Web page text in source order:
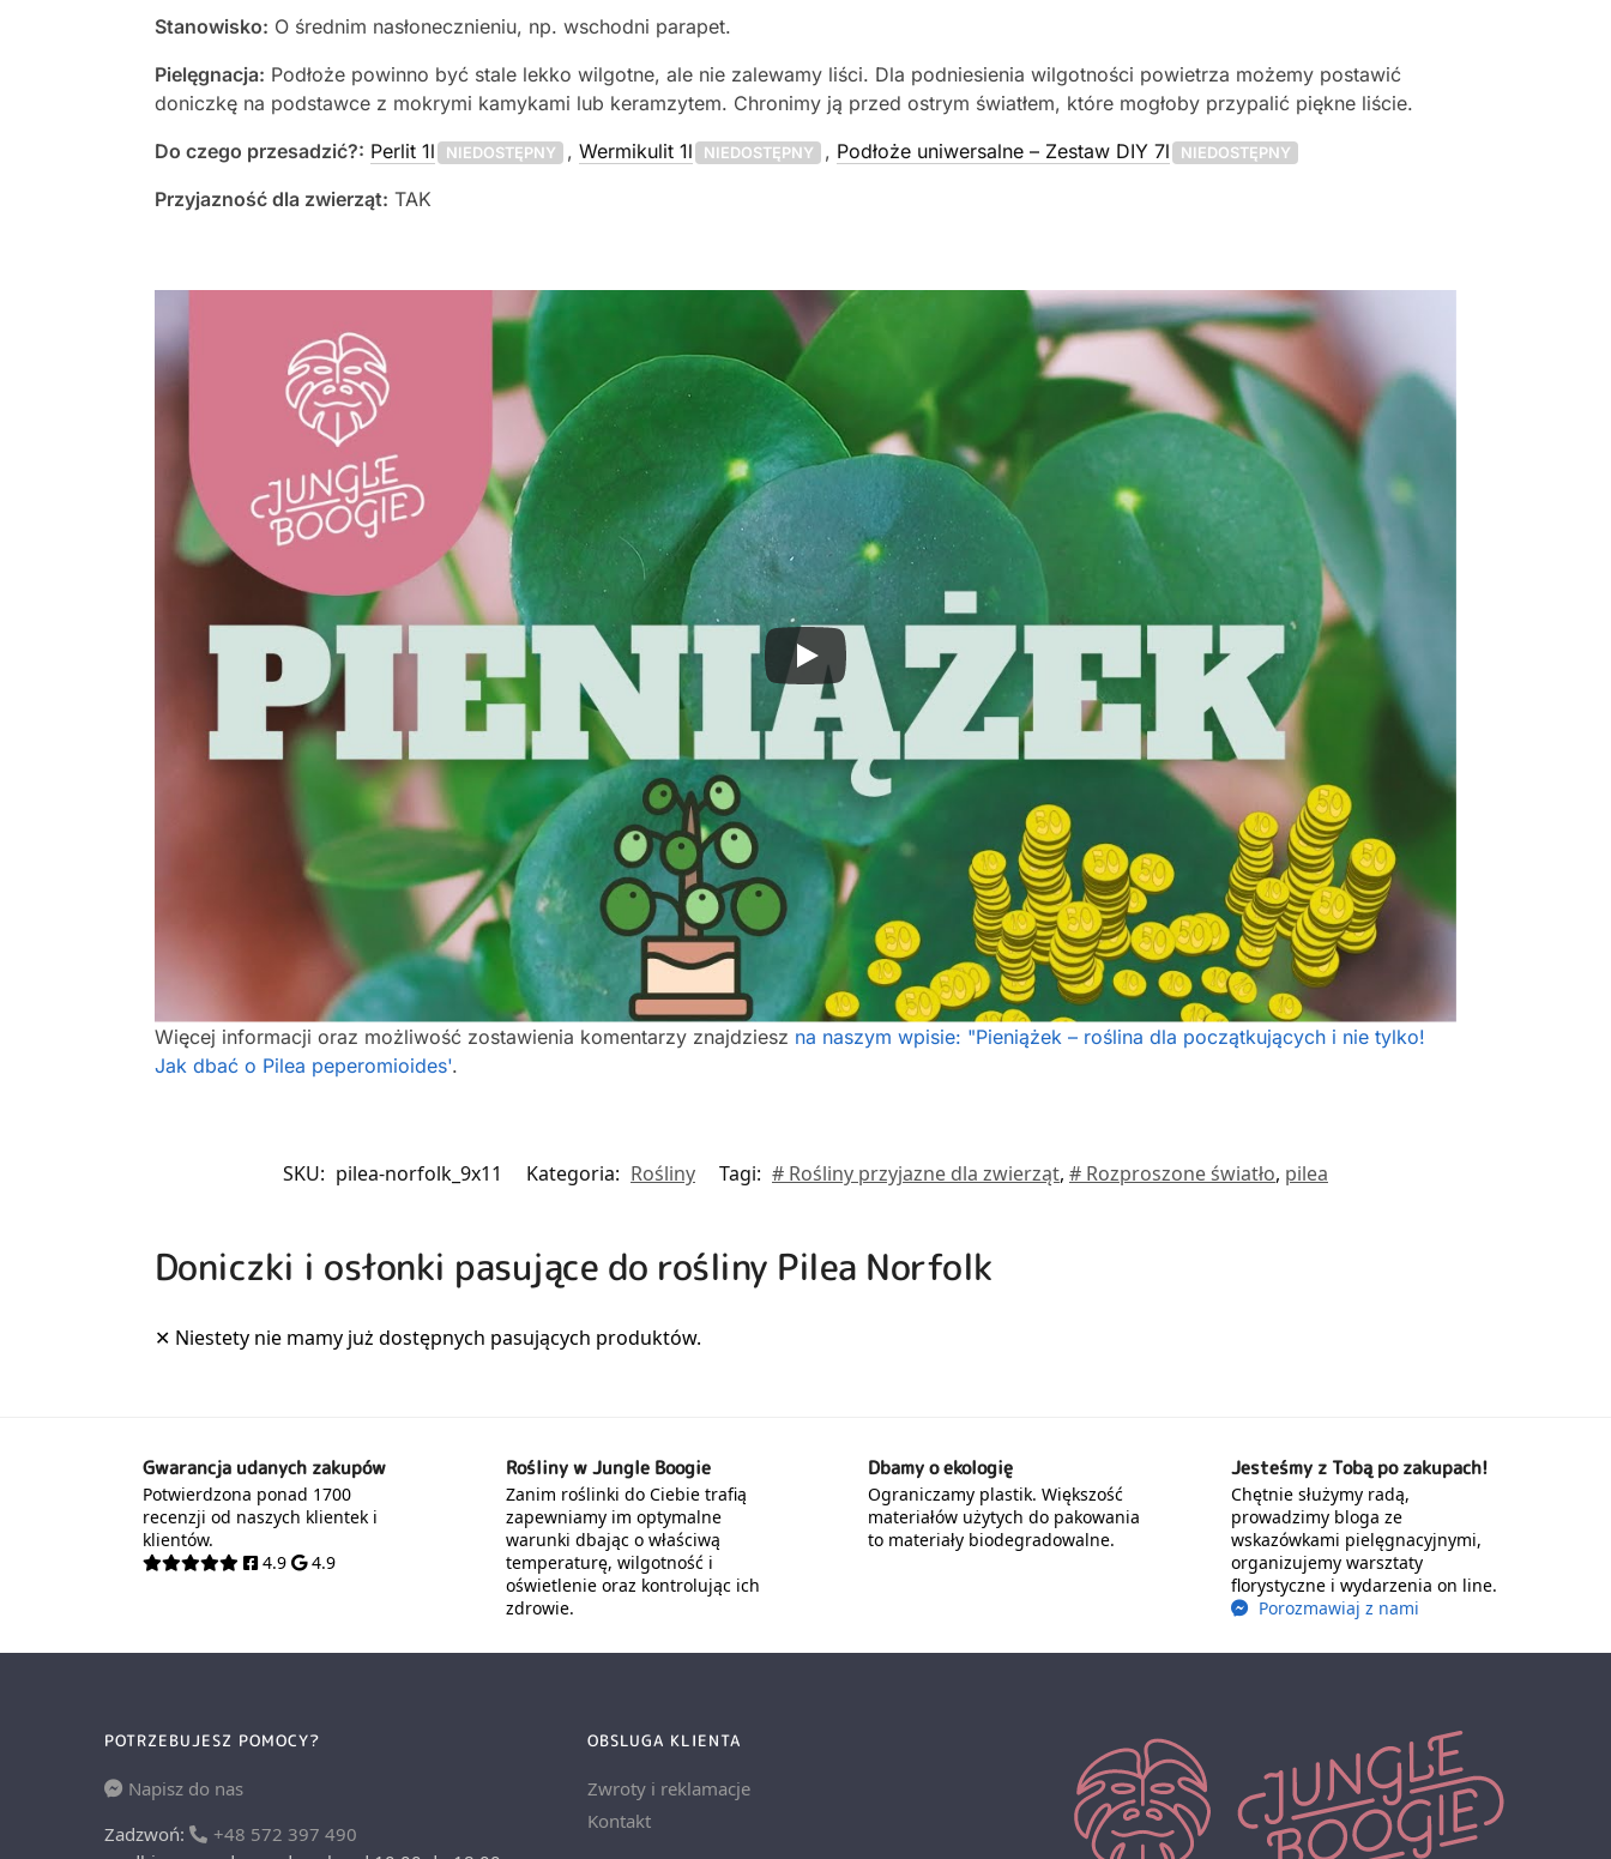
Stanowisko: O średnim nasłonecznieniu, np. wschodni parapet.
Pielęgnacja: Podłoże powinno być stale lekko wilgotne, ale nie zalewamy liści. Dla podniesienia wilgotności powietrza możemy postawić
doniczkę na podstawce z mokrymi kamykami lub keramzytem. Chronimy ją przed ostrym światłem, które mogłoby przypalić piękne liście.
Do czego przesadzić?: Perlit 1l NIEDOSTĘPNY , Wermikulit 1l NIEDOSTĘPNY , Podłoże uniwersalne – Zestaw DIY 7l NIEDOSTĘPNY
Przyjazność dla zwierząt: TAK
Więcej informacji oraz możliwość zostawienia komentarzy znajdziesz na naszym wpisie: "Pieniążek – roślina dla początkujących i nie tylko!
Jak dbać o Pilea peperomioides'.
SKU: pilea-norfolk_9x11 Kategoria: Rośliny Tagi: # Rośliny przyjazne dla zwierząt, # Rozproszone światło, pilea
Doniczki i osłonki pasujące do rośliny Pilea Norfolk
Gwarancja udanych zakupów
Potwierdzona ponad 1700
recenzji od naszych klientek i
klientów.
4.9
4.9
Rośliny w Jungle Boogie
Zanim roślinki do Ciebie trafią
zapewniamy im optymalne
warunki dbając o właściwą
temperaturę, wilgotność i
oświetlenie oraz kontrolując ich
zdrowie.
Dbamy o ekologię
Ograniczamy plastik. Większość
materiałów użytych do pakowania
to materiały biodegradowalne.
Jesteśmy z Tobą po zakupach!
Chętnie służymy radą,
prowadzimy bloga ze
wskazówkami pielęgnacyjnymi,
organizujemy warsztaty
florystyczne i wydarzenia on line.
Porozmawiaj z nami
POTRZEBUJESZ POMOCY?
Napisz do nas
Zadzwoń:
+48 572 397 490
OBSLUGA KLIENTA
Zwroty i reklamacje
Kontakt